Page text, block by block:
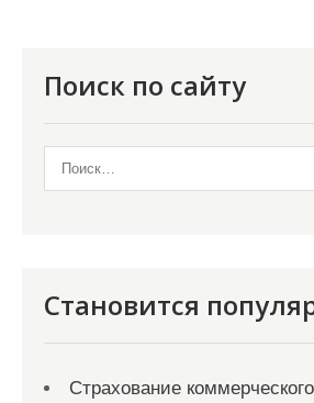
м
Поиск по сайту
Становится
Страхование